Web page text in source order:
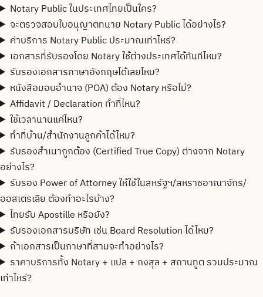
Notary Public ในประเทศไทยเป็นใคร?
จะตรวจสอบใบอนุญาตทนาย Notary Public ได้อย่างไร?
ค่าบริการ Notary Public ประมาณเท่าไหร่?
เอกสารที่รับรองโดย Notary ใช้ต่างประเทศได้ทันทีไหม?
รับรองเอกสารภาษาอังกฤษได้เลยไหม?
หนังสือมอบอำนาจ (POA) ต้อง Notary หรือไม่?
Affidavit / Declaration ทำที่ไหน?
ใช้เวลานานแค่ไหน?
ทำที่บ้าน/สำนักงานลูกค้าได้ไหม?
รับรองสำเนาถูกต้อง (Certified True Copy) ต่างจาก Notary
อย่างไร?
รับรอง Power of Attorney ให้ใช้ในสหรัฐฯ/สหราชอาณาจักร/
ออสเตรเลีย ต้องทำอะไรบ้าง?
ไทยรับ Apostille หรือยัง?
รับรองเอกสารบริษัท เช่น Board Resolution ได้ไหม?
ถ้าเอกสารเป็นภาษาที่สามจะทำอย่างไร?
ราคาบริการทั้ง Notary + แปล + กงสุล + สถานทูต รวมประมาณ
เท่าไหร่?